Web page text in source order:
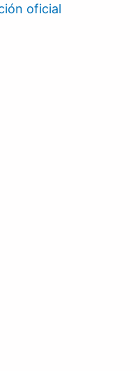
oficial